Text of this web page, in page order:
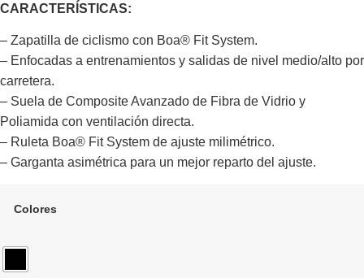
CARACTERÍSTICAS:
– Zapatilla de ciclismo con Boa® Fit System.
– Enfocadas a entrenamientos y salidas de nivel medio/alto por
carretera.
– Suela de Composite Avanzado de Fibra de Vidrio y
Poliamida con ventilación directa.
– Ruleta Boa® Fit System de ajuste milimétrico.
– Garganta asimétrica para un mejor reparto del ajuste.
Colores